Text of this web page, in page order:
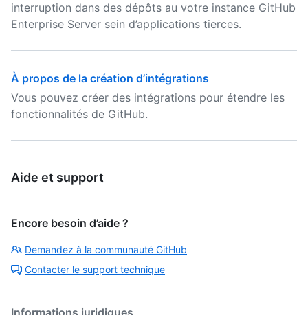
interruption dans des dépôts au votre instance GitHub
Enterprise Server sein d’applications tierces.
À propos de la création d’intégrations
Vous pouvez créer des intégrations pour étendre les
fonctionnalités de GitHub.
Aide et support
Encore besoin d’aide ?
Demandez à la communauté GitHub
Contacter le support technique
Informations juridiques